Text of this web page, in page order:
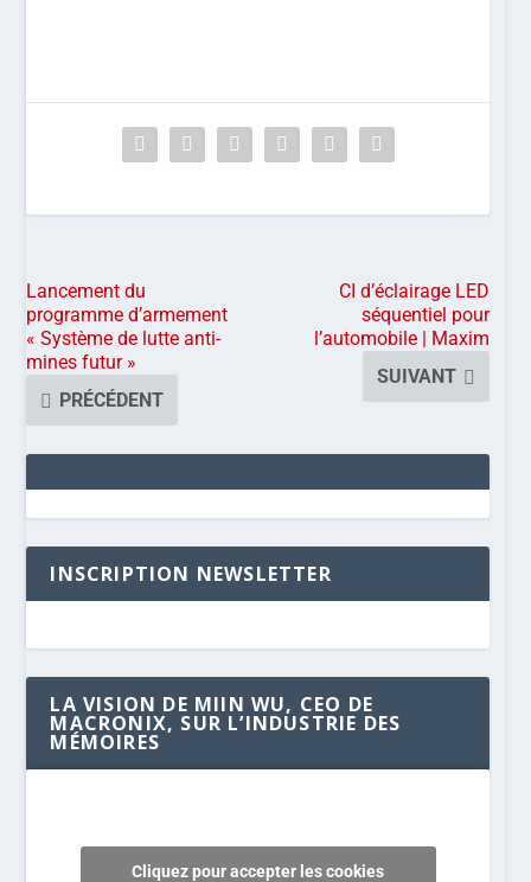
Lancement du
programme d’armement
« Système de lutte anti-
mines futur »
PRÉCÉDENT
CI d’éclairage LED
séquentiel pour
l’automobile | Maxim
SUIVANT
INSCRIPTION NEWSLETTER
LA VISION DE MIIN WU, CEO DE
MACRONIX, SUR L’INDUSTRIE DES
MÉMOIRES
Cliquez pour accepter les cookies